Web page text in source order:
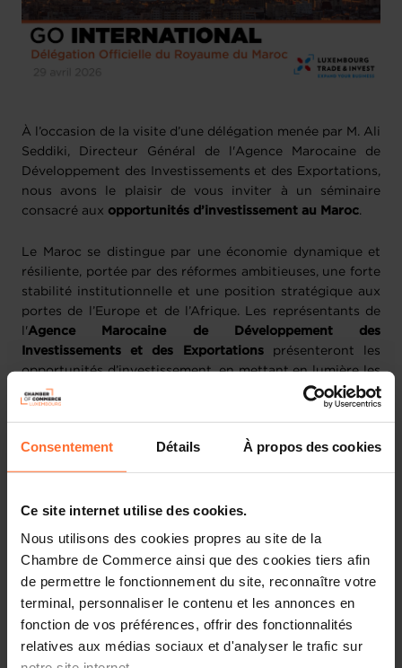
Consentement Détails À propos des cookies
Ce site internet utilise des cookies.
Nous utilisons des cookies propres au site de la
Chambre de Commerce ainsi que des cookies tiers afin
de permettre le fonctionnement du site, reconnaître votre
terminal, personnaliser le contenu et les annonces en
fonction de vos préférences, offrir des fonctionnalités
relatives aux médias sociaux et d'analyser le trafic sur
À l’occasion de la visite d’une délégation menée par M. Ali
Seddiki, Directeur Général de l'Agence Marocaine de
Développement des Investissements et des Exportations,
nous avons le plaisir de vous inviter à un séminaire
consacré aux opportunités d’investissement au Maroc.
Le Maroc se distingue par une économie dynamique et
résiliente, portée par des réformes ambitieuses, une forte
stabilité institutionnelle et une position stratégique aux
portes de l’Europe et de l’Afrique. Les représentants de
l'Agence Marocaine de Développement des
Investissements et des Exportations présenteront les
opportunités d’investissement, en mettant en lumière les
secteurs stratégiques ainsi que les dispositifs
d’accompagnement proposés aux investisseurs
Ce séminaire constituera une occasion privilégiée pour
économique marocain et d’engager des échanges directs
renforcement des relations économiques bilatérales, en
amont de la mission économique officielle au Maroc,
prévue du 4 au 7 mai 2026.